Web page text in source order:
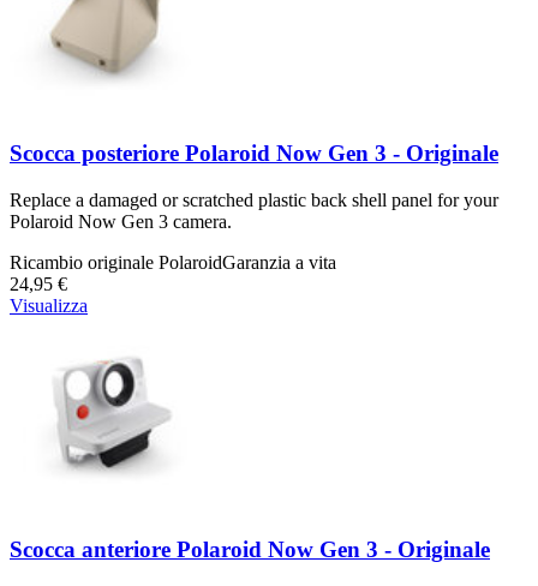
Scocca posteriore Polaroid Now Gen 3 - Originale
Replace a damaged or scratched plastic back shell panel for your
Polaroid Now Gen 3 camera.
Ricambio originale PolaroidGaranzia a vita
24,95 €
Visualizza
Scocca anteriore Polaroid Now Gen 3 - Originale